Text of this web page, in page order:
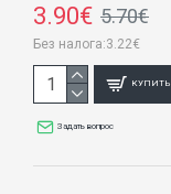
3.90€ 5.70€
Без налога:3.22€
КУПИТЬ
Задать вопрос